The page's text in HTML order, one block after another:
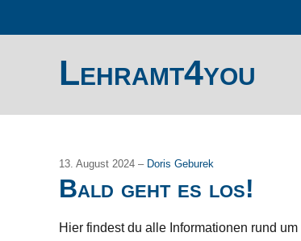
Lehramt4you
13. August 2024 – Doris Geburek
Bald geht es los!
Hier findest du alle Informationen rund